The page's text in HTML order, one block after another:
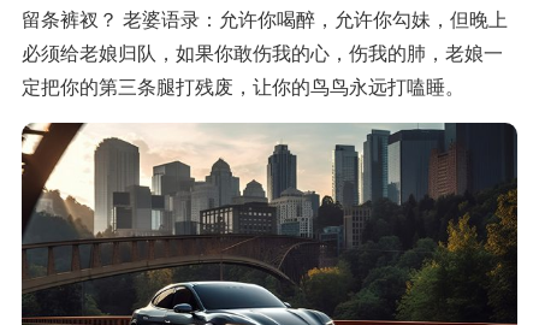
留条裤衩？ 老婆语录：允许你喝醉，允许你勾妹，但晚上
必须给老娘归队，如果你敢伤我的心，伤我的肺，老娘一
定把你的第三条腿打残废，让你的鸟鸟永远打嗑睡。